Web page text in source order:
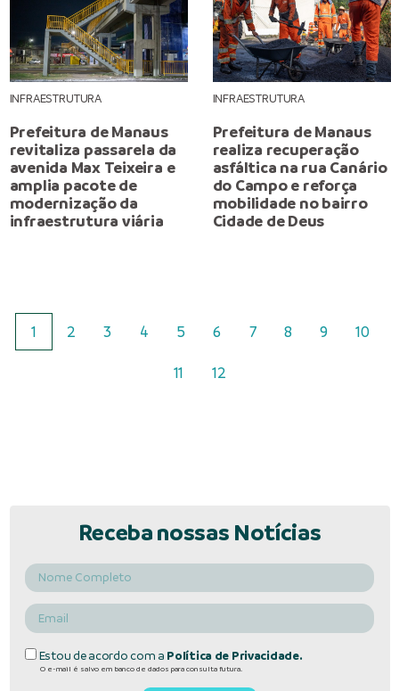
INFRAESTRUTURA
Prefeitura de Manaus
revitaliza passarela da
avenida Max Teixeira e
amplia pacote de
modernização da
infraestrutura viária
INFRAESTRUTURA
Prefeitura de Manaus
realiza recuperação
asfáltica na rua Canário
do Campo e reforça
mobilidade no bairro
Cidade de Deus
1 2 3 4 5 6 7 8 9 10
11 12
Receba nossas Notícias
Estou de acordo com a Política de Privacidade.
O e-mail é salvo em banco de dados para consulta futura.